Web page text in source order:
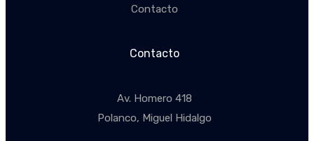
Contacto
Contacto
Av. Homero 418
Polanco, Miguel Hidalgo